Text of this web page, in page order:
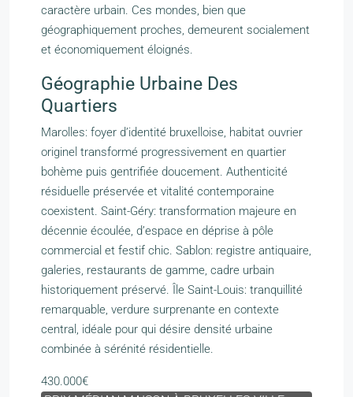
caractère urbain. Ces mondes, bien que
géographiquement proches, demeurent socialement
et économiquement éloignés.
Géographie Urbaine Des
Quartiers
Marolles: foyer d’identité bruxelloise, habitat ouvrier
originel transformé progressivement en quartier
bohème puis gentrifiée doucement. Authenticité
résiduelle préservée et vitalité contemporaine
coexistent. Saint-Géry: transformation majeure en
décennie écoulée, d’espace en déprise à pôle
commercial et festif chic. Sablon: registre antiquaire,
galeries, restaurants de gamme, cadre urbain
historiquement préservé. Île Saint-Louis: tranquillité
remarquable, verdure surprenante en contexte
central, idéale pour qui désire densité urbaine
combinée à sérénité résidentielle.
430.000€